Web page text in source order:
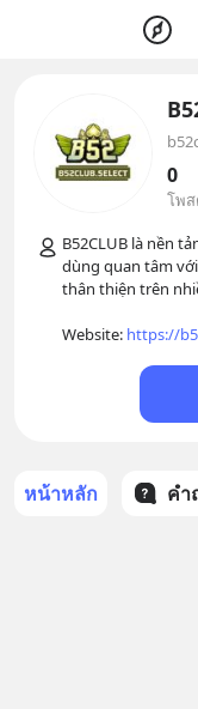
0
โพ
B52CLUB là nền
dùng quan tâm
thân thiện trên
Website: https://
หน้าหลัก คำ